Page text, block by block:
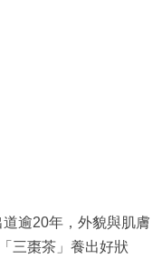
逾20年，外貌與肌膚
三棗茶」養出好狀